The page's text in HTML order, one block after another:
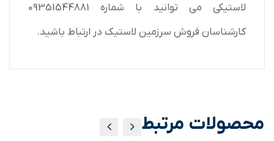
لاستیکی می توانید با شماره 09351544881
کارشناسان فروش سرزمین لاستیک در ارتباط باشید.
محصولات مرتبط